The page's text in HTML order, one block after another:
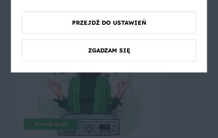
PRZEJDŹ DO USTAWIEŃ
ZGADZAM SIĘ